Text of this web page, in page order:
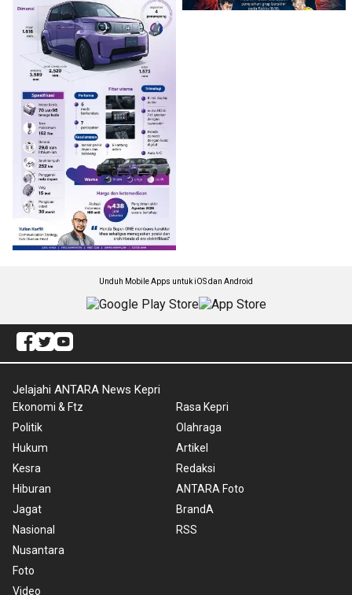
Unduh Mobile Apps untuk iOS dan Android
Jelajahi ANTARA News Kepri
Ekonomi & Ftz
Politik
Hukum
Kesra
Hiburan
Jagat
Nasional
Nusantara
Foto
Video
Rasa Kepri
Olahraga
Artikel
Redaksi
ANTARA Foto
BrandA
RSS